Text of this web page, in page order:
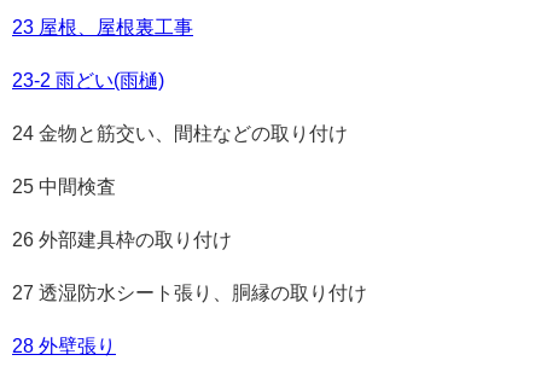
23 屋根、屋根裏工事
23-2 雨どい(雨樋)
24 金物と筋交い、間柱などの取り付け
25 中間検査
26 外部建具枠の取り付け
27 透湿防水シート張り、胴縁の取り付け
28 外壁張り